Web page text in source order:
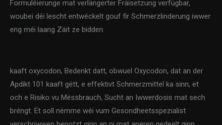
Formuléierunge mat verlängerter Fräisetzung verfügbar,
woubei déi lescht entwéckelt gouf fir Schmerzlinderung iwwer
eng méi laang Zäit ze bidden.
kaaft oxycodon, Bedenkt datt, obwuel Oxycodon, dat an der
Apdikt 101 kaaft gëtt, e effektivt Schmerzmittel ka sinn, et
och e Risiko vu Mëssbrauch, Sucht an Iwwerdosis mat sech
bréngt. Et soll nëmme wéi vum Gesondheetsspezialist